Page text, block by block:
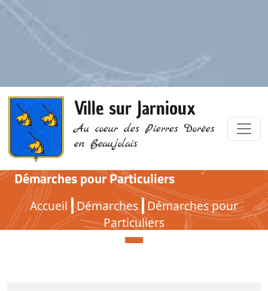
Ville sur Jarnioux
Au coeur des Pierres Dorées
en Beaujolais
Démarches pour Particuliers
Accueil Démarches Démarches pour
Particuliers
Démarches pour Particuliers